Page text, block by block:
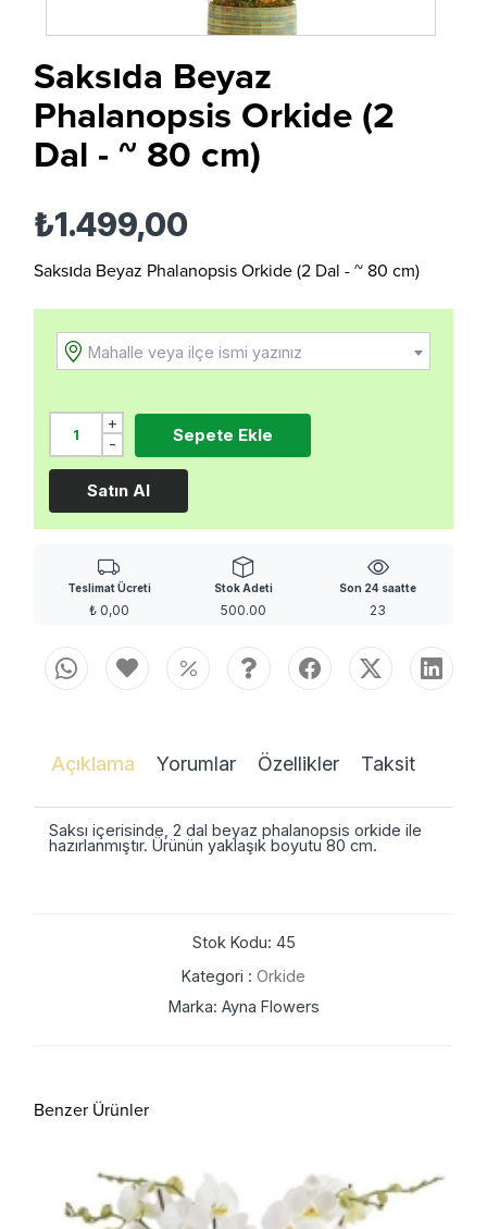
Saksıda Beyaz
Phalanopsis Orkide (2
Dal - ~ 80 cm)
₺1.499,00
Saksıda Beyaz Phalanopsis Orkide (2 Dal - ~ 80 cm)
Mahalle veya ilçe ismi yazınız
+
-
Sepete Ekle
Satın Al
Teslimat Ücreti
₺ 0,00
Stok Adeti
500.00
Son 24 saatte
23
Açıklama Yorumlar Özellikler Taksit
Saksı içerisinde, 2 dal beyaz phalanopsis orkide ile
hazırlanmıştır. Ürünün yaklaşık boyutu 80 cm.
Stok Kodu: 45
Kategori : Orkide
Marka: Ayna Flowers
Benzer Ürünler